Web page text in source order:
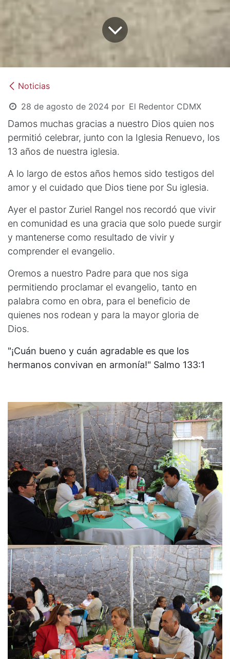
Noticias
28 de agosto de 2024 por El Redentor CDMX
Damos muchas gracias a nuestro Dios quien nos
permitió celebrar, junto con la Iglesia Renuevo, los
13 años de nuestra iglesia.
A lo largo de estos años hemos sido testigos del
amor y el cuidado que Dios tiene por Su iglesia.
Ayer el pastor Zuriel Rangel nos recordó que vivir
en comunidad es una gracia que solo puede surgir
y mantenerse como resultado de vivir y
comprender el evangelio.
Oremos a nuestro Padre para que nos siga
permitiendo proclamar el evangelio, tanto en
palabra como en obra, para el beneficio de
quienes nos rodean y para la mayor gloria de
Dios.
"¡Cuán bueno y cuán agradable es que los
hermanos convivan en armonía!" Salmo 133:1